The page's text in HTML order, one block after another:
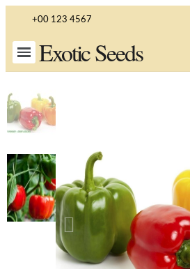
+00 123 4567
Exotic Seeds